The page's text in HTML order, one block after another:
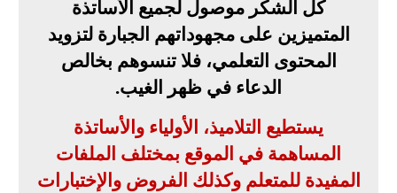
كل الشكر موصول لجميع الأساتذة
المتميزين على مجهوداتهم الجبارة لتزويد
المحتوى التعلمي، فلا تنسوهم بخالص
الدعاء في ظهر الغيب.
يستطيع التلاميذ، الأولياء والأساتذة
المساهمة في الموقع بمختلف الملفات
المفيدة للمتعلم وكذلك الفروض والإختبارات